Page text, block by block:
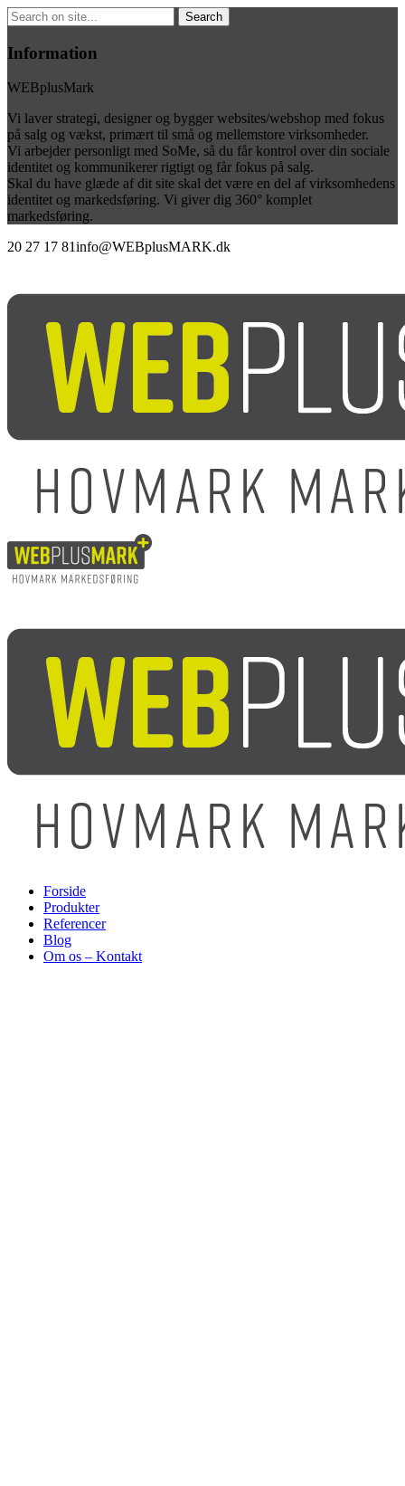
Information
WEBplusMark
Vi laver strategi, designer og bygger websites/webshop med fokus
på salg og vækst, primært til små og mellemstore virksomheder.
Vi arbejder personligt med SoMe, så du får kontrol over din sociale
identitet og kommunikerer rigtigt og får fokus på salg.
Skal du have glæde af dit site skal det være en del af virksomhedens
identitet og markedsføring. Vi giver dig 360° komplet
markedsføring.
20 27 17 81info@WEBplusMARK.dk
Forside
Produkter
Referencer
Blog
Om os – Kontakt